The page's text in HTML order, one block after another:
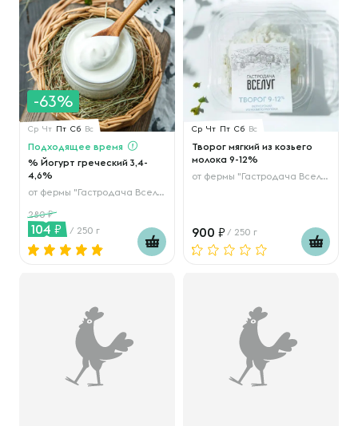
-63%
Ср Чт Пт Сб Вс
Подходящее время
% Йогурт греческий 3,4-
4,6%
от фермы "Гастродача Вселуг"
280
104 / 250 г
Ср Чт Пт Сб Вс
Творог мягкий из козьего
молока 9-12%
от фермы "Гастродача Вселуг"
900 / 250 г